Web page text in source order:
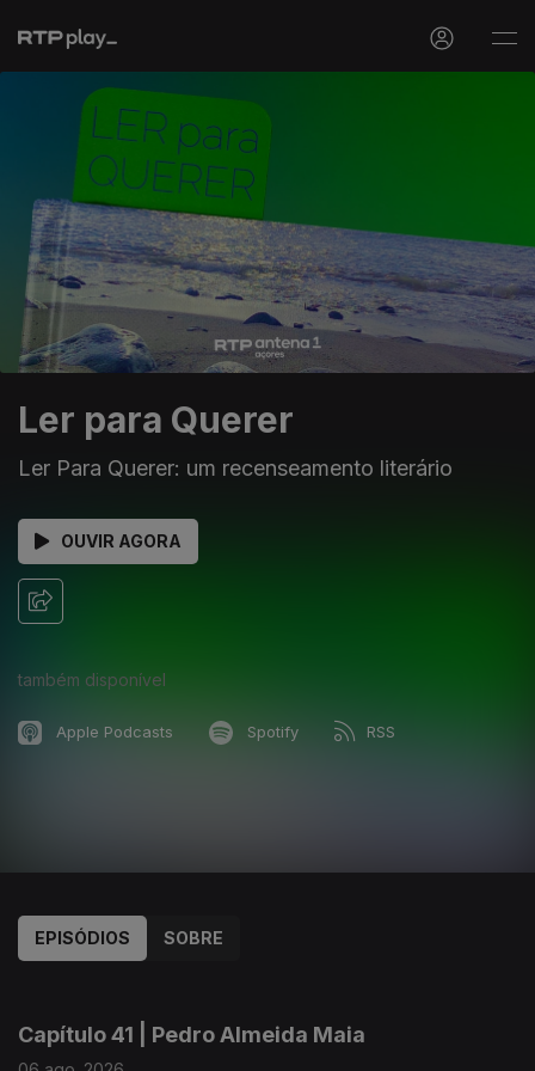
Ler para Querer
Ler Para Querer: um recenseamento literário
OUVIR AGORA
também disponível
Apple Podcasts Spotify RSS
EPISÓDIOS SOBRE
Capítulo 41 | Pedro Almeida Maia